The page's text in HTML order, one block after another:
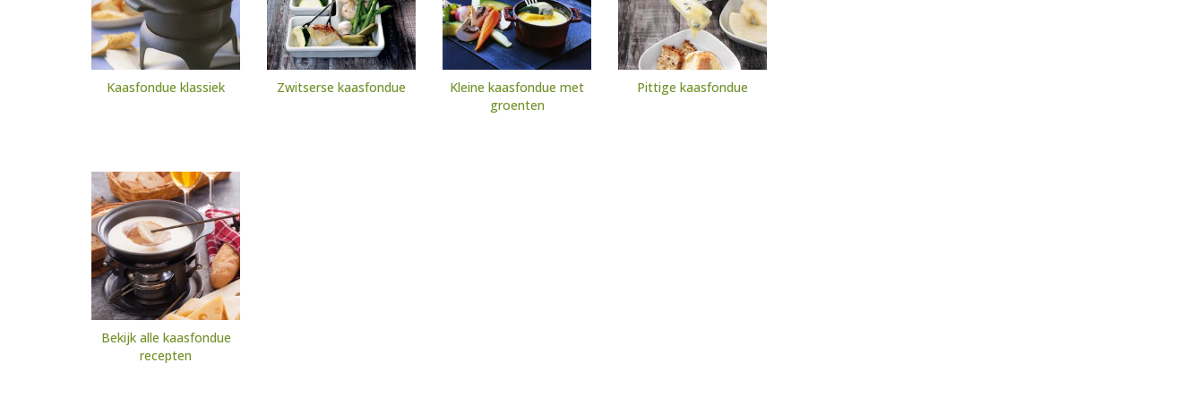
Kaasfondue klassiek Zwitserse kaasfondue
Kleine kaasfondue met
groenten
Pittige kaasfondue
Bekijk alle kaasfondue
recepten